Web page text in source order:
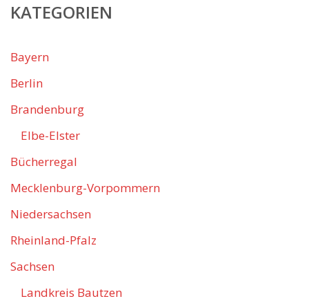
KATEGORIEN
Bayern
Berlin
Brandenburg
Elbe-Elster
Bücherregal
Mecklenburg-Vorpommern
Niedersachsen
Rheinland-Pfalz
Sachsen
Landkreis Bautzen